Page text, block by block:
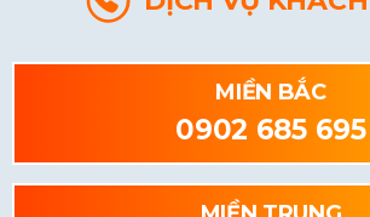
MIỀN BẮC
0902 685 695